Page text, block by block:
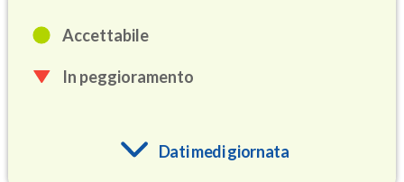
Accettabile
In peggioramento
Dati medi giornata